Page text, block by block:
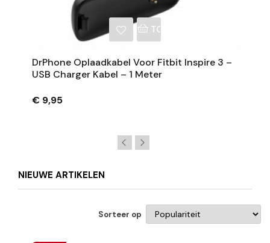
TOEVOEGEN AAN
DrPhone Oplaadkabel Voor Fitbit Inspire 3 –
USB Charger Kabel – 1 Meter
€ 9,95
NIEUWE ARTIKELEN
Sorteer op